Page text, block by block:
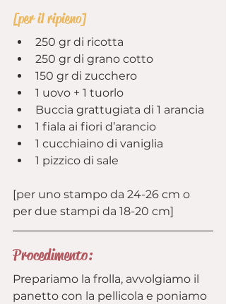
[per il ripieno]
250 gr di ricotta
250 gr di grano cotto
150 gr di zucchero
1 uovo + 1 tuorlo
Buccia grattugiata di 1 arancia
1 fiala ai fiori d’arancio
1 cucchiaino di vaniglia
1 pizzico di sale
[per uno stampo da 24-26 cm o
per due stampi da 18-20 cm]
Procedimento:
Prepariamo la frolla, avvolgiamo il
panetto con la pellicola e poniamo